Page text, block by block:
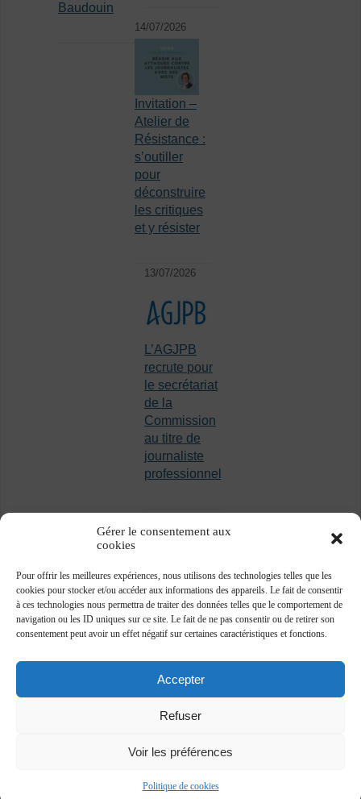
Gérer le consentement aux
cookies
Pour offrir les meilleures expériences, nous utilisons des technologies telles que les
cookies pour stocker et/ou accéder aux informations des appareils. Le fait de consentir
à ces technologies nous permettra de traiter des données telles que le comportement de
navigation ou les ID uniques sur ce site. Le fait de ne pas consentir ou de retirer son
consentement peut avoir un effet négatif sur certaines caractéristiques et fonctions.
Accepter
Refuser
Voir les préférences
Politique de cookies
Baudouin
14/07/2026
Invitation –
Atelier de
Résistance :
s’outiller
pour
déconstruire
les critiques
et y résister
13/07/2026
L’AGJPB
recrute pour
le secrétariat
de la
Commission
au titre de
journaliste
professionnel